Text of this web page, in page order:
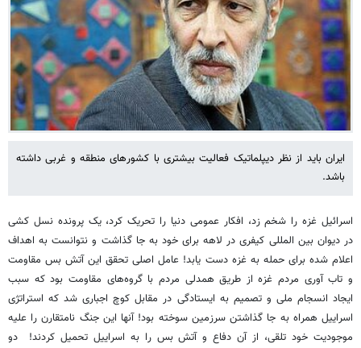
ایران باید از نظر دیپلماتیک فعالیت بیشتری با کشورهای منطقه و غربی داشته
باشد.
اسرائیل غزه را شخم زد، افکار عمومی دنیا را تحریک کرد، یک پرونده نسل کشی
در دیوان بین المللی کیفری در لاهه برای خود به جا گذاشت و نتوانست به اهداف
اعلام شده برای حمله به غزه دست یابد! عامل اصلی تحقق این آتش بس مقاومت
و تاب آوری مردم غزه از طریق همدلی مردم با گروه‌های مقاومت بود که سبب
ایجاد انسجام ملی و تصمیم به ایستادگی در مقابل کوچ اجباری شد که استراتژی
اسراییل همراه به جا گذاشتن سرزمین سوخته بود! آنها این جنگ نامتقارن را علیه
موجودیت خود تلقی، از آن دفاع و آتش بس را به اسراییل تحمیل کردند! دو